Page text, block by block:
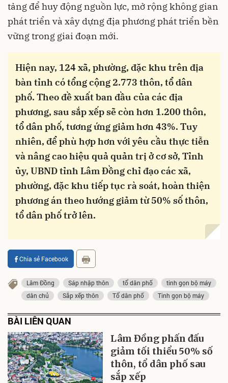
tảng để huy động nguồn lực, mở rộng không gian
phát triển và xây dựng địa phương phát triển bền
vững trong giai đoạn mới.
Hiện nay, 124 xã, phường, đặc khu trên địa
bàn tỉnh có tổng cộng 2.773 thôn, tổ dân
phố. Theo đề xuất ban đầu của các địa
phương, sau sắp xếp sẽ còn hơn 1.200 thôn,
tổ dân phố, tương ứng giảm hơn 43%. Tuy
nhiên, để phù hợp hơn với yêu cầu thực tiễn
và nâng cao hiệu quả quản trị ở cơ sở, Tỉnh
ủy, UBND tỉnh Lâm Đồng chỉ đạo các xã,
phường, đặc khu tiếp tục rà soát, hoàn thiện
phương án theo hướng giảm từ 50% số thôn,
tổ dân phố trở lên.
Chia sẻ Facebook
Lâm Đồng Sáp nhập thôn tổ dân phố
tinh gọn bộ máy
dân chủ
Sắp xếp thôn Tổ dân phố Tinh gọn bộ máy
BÀI LIÊN QUAN
Lâm Đồng phấn đấu
giảm tối thiểu 50% số
thôn, tổ dân phố sau
sắp xếp